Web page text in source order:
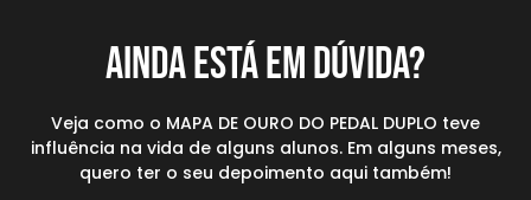
Ainda está em dúvida?
Veja como o MAPA DE OURO DO PEDAL DUPLO teve
influência na vida de alguns alunos. Em alguns meses,
quero ter o seu depoimento aqui também!